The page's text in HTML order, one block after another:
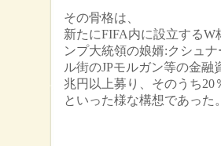
その骨格は、
新たにFIFA内に設立する
ンプ大統領の娘婿:クシュ
ル街のJPモルガン等の金
兆円以上募り、そのうち
といった様な構想であった。